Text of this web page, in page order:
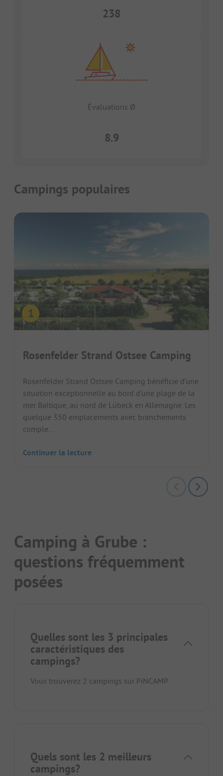
238
Évaluations Ø
8.9
Campings populaires
Rosenfelder Strand Ostsee Camping
Rosenfelder Strand Ostsee Camping bénéficie d’une
situation exceptionnelle au bord d'une plage de la
mer Baltique, au nord de Lübeck en Allemagne. Les
quelque 350 emplacements avec branchements
comple...
Continuer la lecture
Camping à Grube :
questions fréquemment
posées
Quelles sont les 3 principales
caractéristiques des
campings?
Vous trouverez 2 campings sur PiNCAMP.
Quels sont les 2 meilleurs
campings?